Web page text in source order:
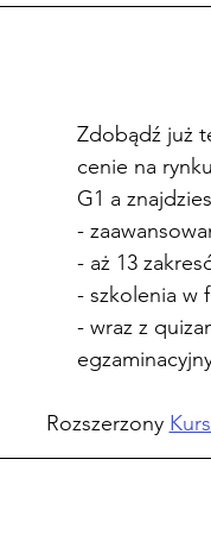
Zdobądź już
cenie na
G1 a
-
- aż 13
- szkolenia w
- wraz z
Rozszerzony